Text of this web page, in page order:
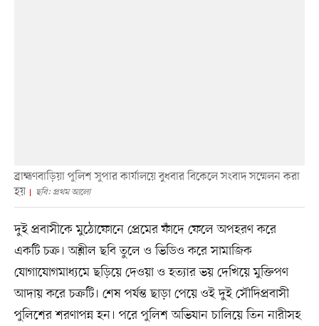
ব্রাহ্মণবাড়িয়া পুলিশ সুপার কার্যালয়ে বুধবার বিকেলে সংবাদ সম্মেলন করা
হয়
ছবি: প্রথম আলো
দুই প্রবাসীকে মুঠোফোনে প্রেমের ফাঁদে ফেলে অপহরণ করে
একটি চক্র। অশ্লীল ছবি তুলে ও ভিডিও করে সামাজিক
যোগাযোগমাধ্যমে ছড়িয়ে দেওয়া ও হত্যার ভয় দেখিয়ে মুক্তিপণ
আদায় করে চক্রটি। শেষ পর্যন্ত ছাড়া পেয়ে ওই দুই সৌদিপ্রবাসী
পুলিশের শরণাপন্ন হন। পরে পুলিশ অভিযান চালিয়ে তিন নারীসহ